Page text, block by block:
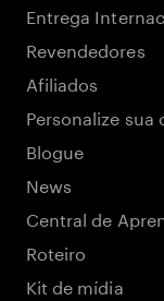
Entrega
Revendedores
Afiliados
Personalize sua
Blogue
News
Central de
Roteiro
Kit de mídia